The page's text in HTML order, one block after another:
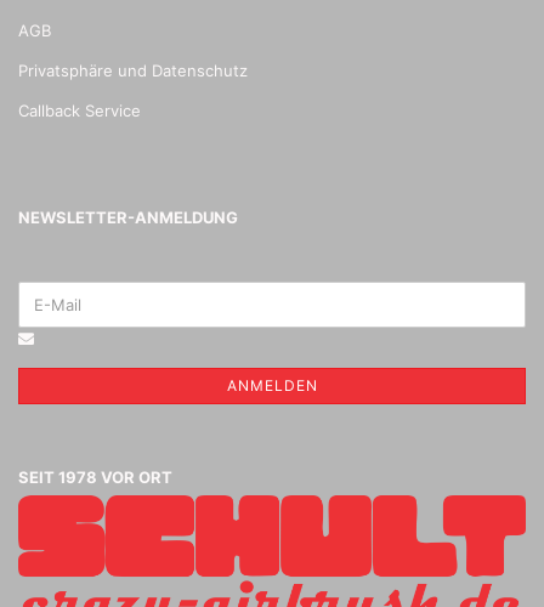
AGB
Privatsphäre und Datenschutz
Callback Service
NEWSLETTER-ANMELDUNG
ANMELDEN
SEIT 1978 VOR ORT